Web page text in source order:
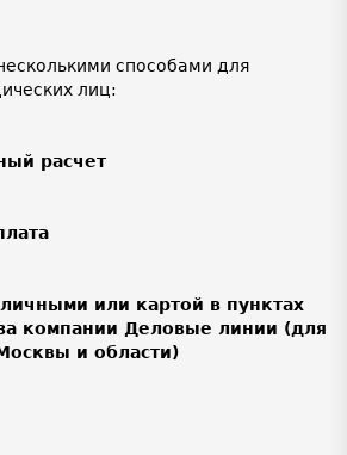
способами для
лиц:
расчет
или картой в пунктах
компании Деловые линии (для
и области)